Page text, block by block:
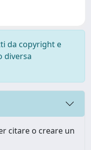
da copyright e
diversa
citare o creare un